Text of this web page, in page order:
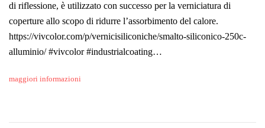
di riflessione, è utilizzato con successo per la verniciatura di
coperture allo scopo di ridurre l’assorbimento del calore.
https://vivcolor.com/p/vernicisiliconiche/smalto-siliconico-250c-
alluminio/ #vivcolor #industrialcoating…
maggiori informazioni